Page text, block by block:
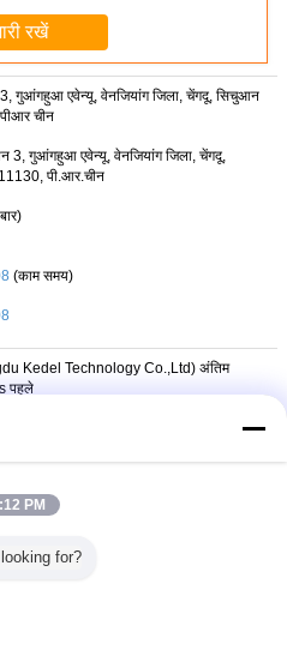
3, गुआंगहुआ एवेन्यू, वेनजियांग जिला, चेंगदू, सिचुआन
चीन
3, गुआंगहुआ एवेन्यू, वेनजियांग जिला, चेंगदू,
पी.आर.चीन
(काम समय)
Kedel Technology Co.,Ltd) अंतिम
पहले
Whatsapp
wechat
PM
for?